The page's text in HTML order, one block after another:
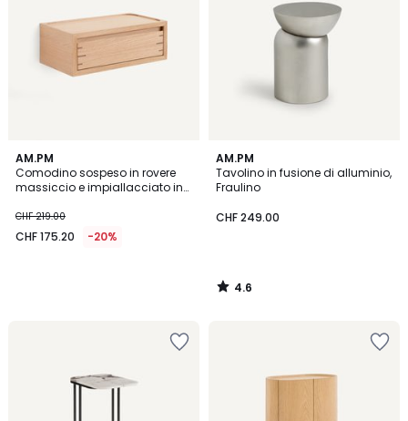
AM.PM
Comodino sospeso in rovere
massiccio e impiallacciato in
CHF 219.00
CHF 175.20 -20%
AM.PM
Tavolino in fusione di alluminio,
Fraulino
CHF 249.00
4.6
/ 5
4.6
/